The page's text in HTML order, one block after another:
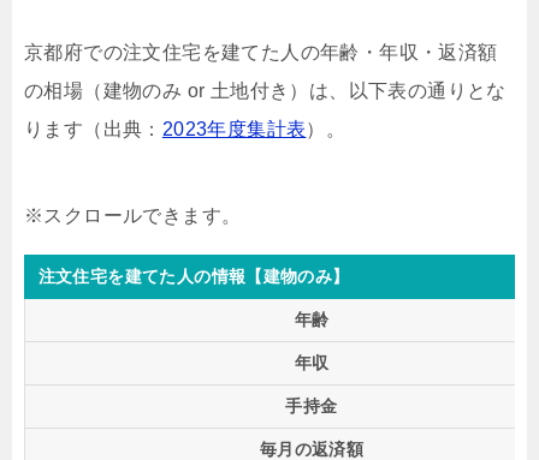
京都府での注文住宅を建てた人の年齢・年収・返済額
の相場（建物のみ or 土地付き）は、以下表の通りとな
ります（出典： 2023年度集計表）。
注文住宅を建てた人の情報【建物のみ】
年齢
年収
手持金
毎月の返済額